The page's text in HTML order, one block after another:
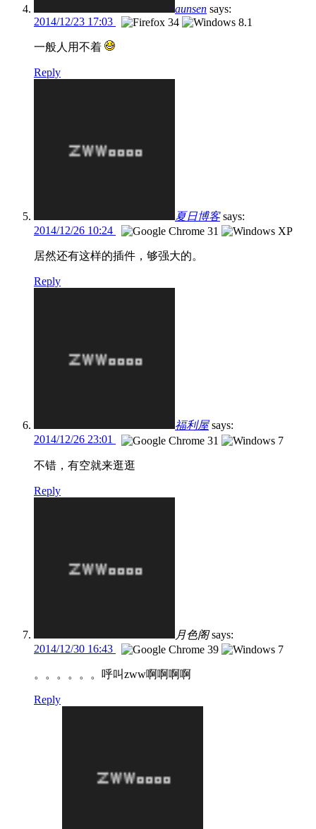
aunsen says:
2014/12/23 17:03
一般人用不着
Reply
夏日博客 says:
2014/12/26 10:24
居然还有这样的插件，够强大的。
Reply
福利屋 says:
2014/12/26 23:01
不错，有空就来逛逛
Reply
月色阁 says:
2014/12/30 16:43
。。。。。。呼叫zww啊啊啊啊
Reply